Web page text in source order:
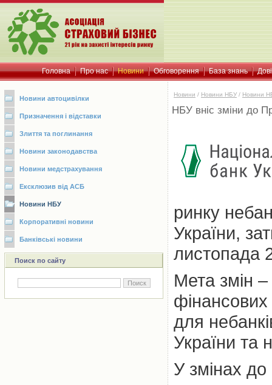
Головна Про нас Новини Обговорення База знань
Новини автоцивілки
Призначення і відставки
Злиття та поглинання
Новини законодавства
Новини медстрахування
Ексклюзив від АСБ
Новини НБУ
Корпоративні новини
Банківські новини
Поиск по сайту
Новини / Новини НБУ / Новини
НБУ вніс зміни до
ринку
України,
листопада
Мета змін –
фінансових
для
України та
У змінах